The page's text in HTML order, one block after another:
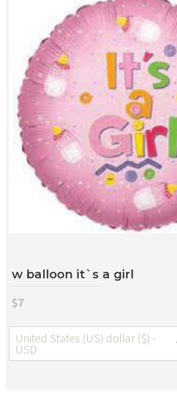
w balloon it`s a girl
$7
United States (US) dollar ($) -
USD